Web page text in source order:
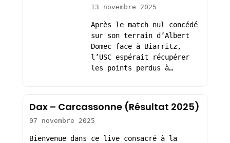
13 novembre 2025
Après le match nul concédé
sur son terrain d’Albert
Domec face à Biarritz,
l’USC espérait récupérer
les points perdus à…
Dax – Carcassonne (Résultat 2025)
07 novembre 2025
Bienvenue dans ce live consacré à la